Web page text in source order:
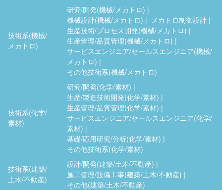
技術系(機械/
メカトロ)
研究/開発(機械/メカトロ)
機械設計(機械/メカトロ)
メカトロ制御設計
生産技術/プロセス開発(機械/メカトロ)
生産管理/品質管理(機械/メカトロ)
サービスエンジニア/セールスエンジニア(機械/
メカトロ)
その他技術系(機械/メカトロ)
技術系(化学/
素材)
研究/開発(化学/素材)
生産/製造技術開発(化学/素材)
生産管理/品質管理(化学/素材)
サービスエンジニア/セールスエンジニア(化学/
素材)
基礎/応用研究/分析(化学/素材)
その他技術系(化学/素材)
技術系(建築/
土木/不動産)
設計/開発(建築/土木/不動産)
施工管理/設備工事(建築/土木/不動産)
その他(建築/土木/不動産)